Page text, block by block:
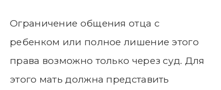
Ограничение общения отца с
ребенком или полное лишение этого
права возможно только через суд. Для
этого мать должна представить